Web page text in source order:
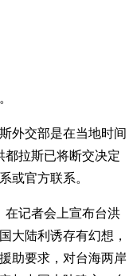
外交部是在当地时间
都拉斯已将断交决定
或官方联系。
在记者会上宣布台洪
大陆利诱存有幻想，
助要求，对台海两岸